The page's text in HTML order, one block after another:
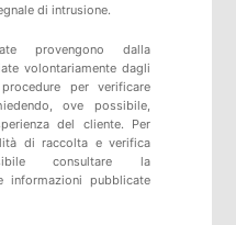
di intrusione.
provengono dalla
volontariamente dagli
per verificare
ove possibile,
del cliente. Per
di raccolta e verifica
consultarela
informazioni pubblicate